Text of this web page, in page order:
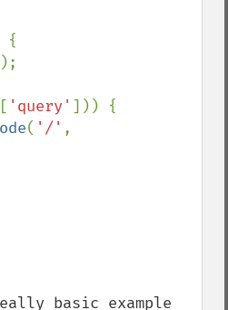
{
[ 'query' ])) {
( '/'
basic example